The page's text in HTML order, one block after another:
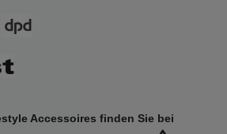
Accessoires finden Sie bei